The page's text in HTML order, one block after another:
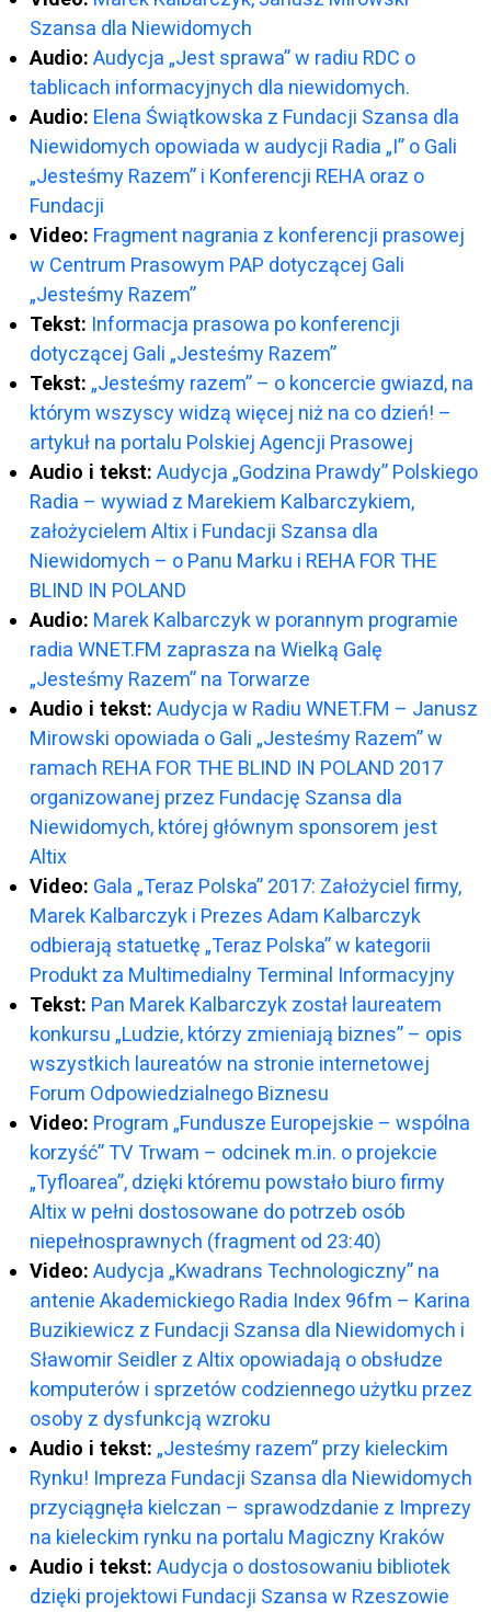
Szansa dla Niewidomych
Audio: Audycja „Jest sprawa” w radiu RDC o
tablicach informacyjnych dla niewidomych.
Audio: Elena Świątkowska z Fundacji Szansa dla
Niewidomych opowiada w audycji Radia „I” o Gali
„Jesteśmy Razem” i Konferencji REHA oraz o
Fundacji
Video: Fragment nagrania z konferencji prasowej
w Centrum Prasowym PAP dotyczącej Gali
„Jesteśmy Razem”
Tekst: Informacja prasowa po konferencji
dotyczącej Gali „Jesteśmy Razem”
Tekst: „Jesteśmy razem” – o koncercie gwiazd, na
którym wszyscy widzą więcej niż na co dzień! –
artykuł na portalu Polskiej Agencji Prasowej
Audio i tekst: Audycja „Godzina Prawdy” Polskiego
Radia – wywiad z Marekiem Kalbarczykiem,
założycielem Altix i Fundacji Szansa dla
Niewidomych – o Panu Marku i REHA FOR THE
BLIND IN POLAND
Audio: Marek Kalbarczyk w porannym programie
radia WNET.FM zaprasza na Wielką Galę
„Jesteśmy Razem” na Torwarze
Audio i tekst: Audycja w Radiu WNET.FM – Janusz
Mirowski opowiada o Gali „Jesteśmy Razem” w
ramach REHA FOR THE BLIND IN POLAND 2017
organizowanej przez Fundację Szansa dla
Niewidomych, której głównym sponsorem jest
Altix
Video: Gala „Teraz Polska” 2017: Założyciel firmy,
Marek Kalbarczyk i Prezes Adam Kalbarczyk
odbierają statuetkę „Teraz Polska” w kategorii
Produkt za Multimedialny Terminal Informacyjny
Tekst: Pan Marek Kalbarczyk został laureatem
konkursu „Ludzie, którzy zmieniają biznes” – opis
wszystkich laureatów na stronie internetowej
Forum Odpowiedzialnego Biznesu
Video: Program „Fundusze Europejskie – wspólna
korzyść” TV Trwam – odcinek m.in. o projekcie
„Tyfloarea”, dzięki któremu powstało biuro firmy
Altix w pełni dostosowane do potrzeb osób
niepełnosprawnych (fragment od 23:40)
Video: Audycja „Kwadrans Technologiczny” na
antenie Akademickiego Radia Index 96fm – Karina
Buzikiewicz z Fundacji Szansa dla Niewidomych i
Sławomir Seidler z Altix opowiadają o obsłudze
komputerów i sprzetów codziennego użytku przez
osoby z dysfunkcją wzroku
Audio i tekst: „Jesteśmy razem” przy kieleckim
Rynku! Impreza Fundacji Szansa dla Niewidomych
przyciągnęła kielczan – sprawodzdanie z Imprezy
na kieleckim rynku na portalu Magiczny Kraków
Audio i tekst: Audycja o dostosowaniu bibliotek
dzięki projektowi Fundacji Szansa w Rzeszowie